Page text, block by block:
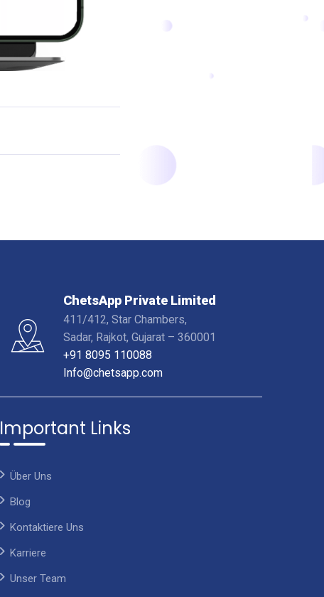
ChetsApp Private Limited
411/412, Star Chambers,
Sadar, Rajkot, Gujarat – 360001
+91 8095 110088
Info@chetsapp.com
Important Links
Über Uns
Blog
Kontaktiere Uns
Karriere
Unser Team